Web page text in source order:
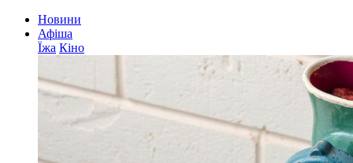
Новини
Афіша
Їжа Кіно